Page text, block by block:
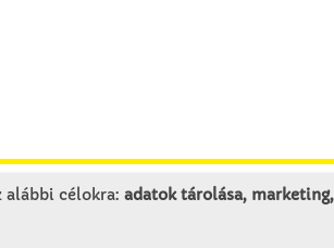
alábbi célokra: adatok tárolása,